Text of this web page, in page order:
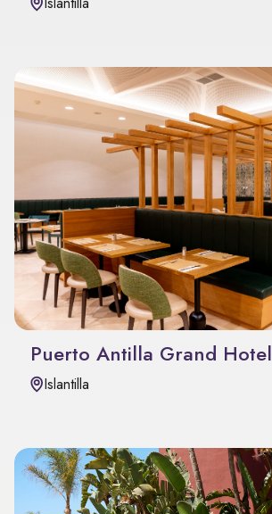
Puerto Antilla Grand Hotel
Islantilla